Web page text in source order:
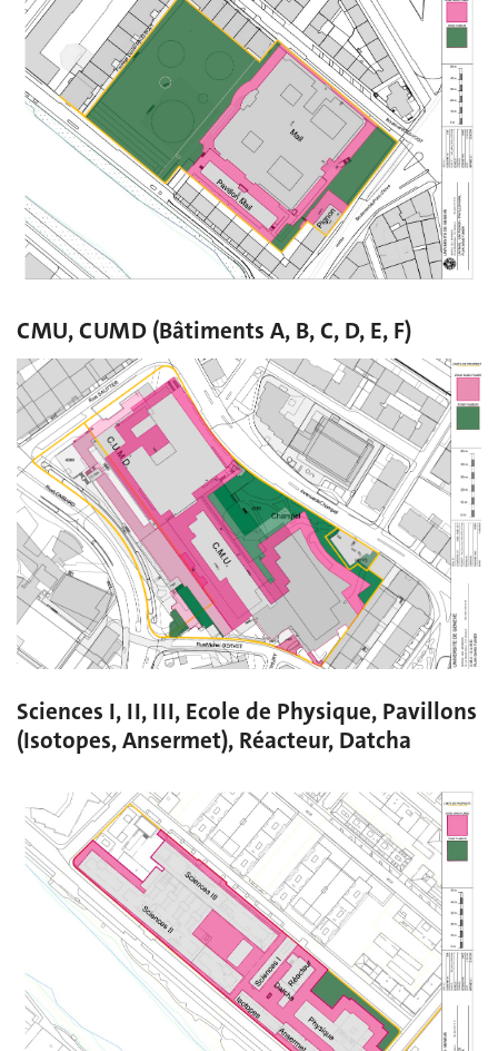
CMU, CUMD (Bâtiments A, B, C, D, E, F)
Sciences I, II, III, Ecole de Physique, Pavillons
(Isotopes, Ansermet), Réacteur, Datcha